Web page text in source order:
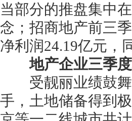
当部分的推盘集中
念；招商地产前三
净利润24.19亿元，
地产企业三季
受靓丽业绩鼓舞
手，土地储备得到